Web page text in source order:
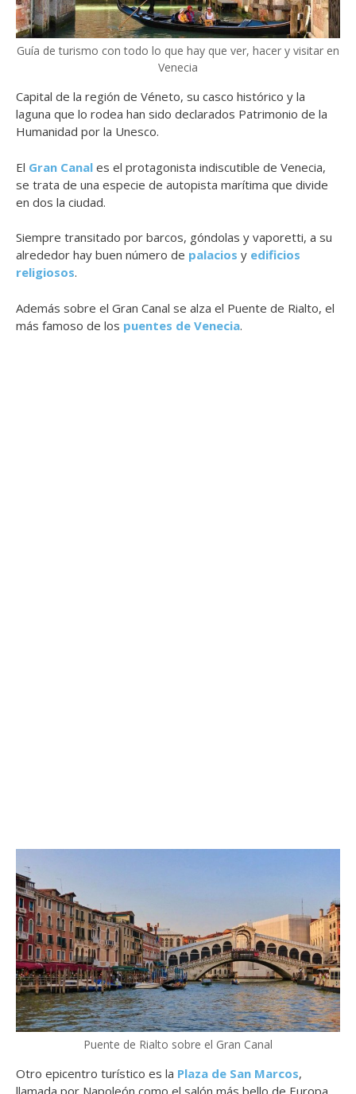
Guía de turismo con todo lo que hay que ver, hacer y visitar en
Venecia
Capital de la región de Véneto, su casco histórico y la
laguna que lo rodea han sido declarados Patrimonio de la
Humanidad por la Unesco.
El Gran Canal es el protagonista indiscutible de Venecia,
se trata de una especie de autopista marítima que divide
en dos la ciudad.
Siempre transitado por barcos, góndolas y vaporetti, a su
alrededor hay buen número de palacios y edificios
religiosos.
Además sobre el Gran Canal se alza el Puente de Rialto, el
más famoso de los puentes de Venecia.
Puente de Rialto sobre el Gran Canal
Otro epicentro turístico es la Plaza de San Marcos,